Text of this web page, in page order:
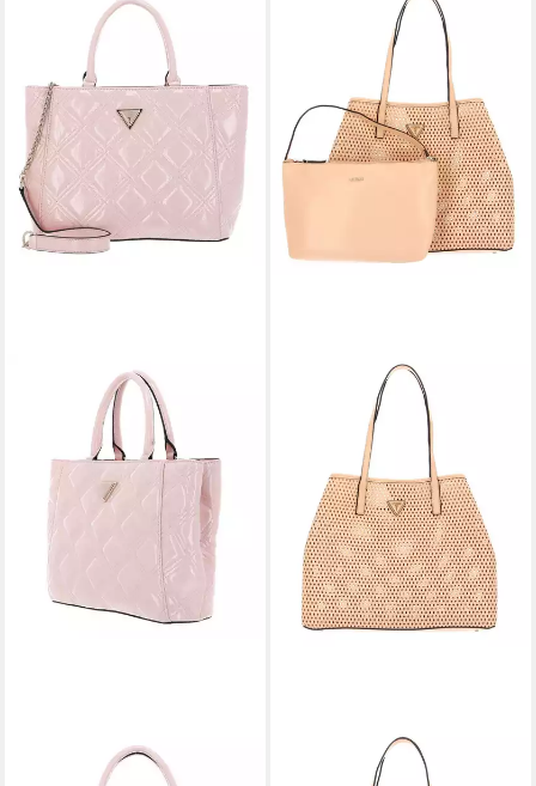
Handtasche Deesa Shopper Vikky (Set, 2-tlg)